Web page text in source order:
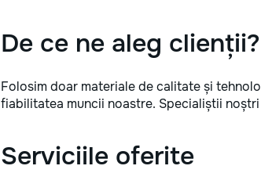
De ce ne aleg clienții?
Folosim doar materiale de calitate și
fiabilitatea muncii noastre. Specialiștii
Serviciile oferite